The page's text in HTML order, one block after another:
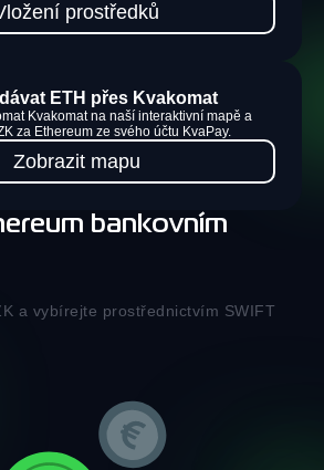
bankovním
a vybírejte prostřednictvím SWIFT
prostředků
ETH přes Kvakomat
Kvakomat na naší interaktivní mapě a
za Ethereum ze svého účtu KvaPay.
Zobrazit mapu